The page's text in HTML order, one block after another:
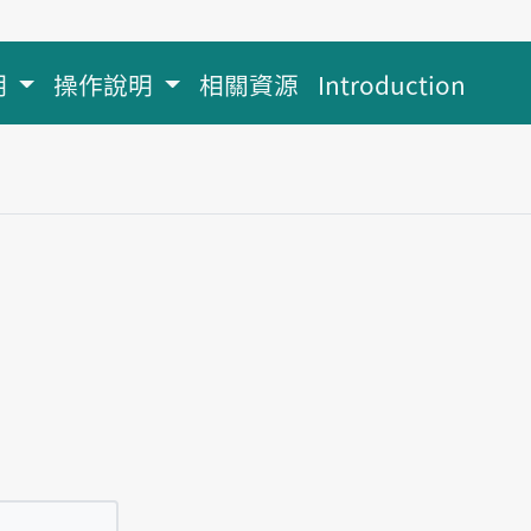
操作說明 相關資源 Introduction